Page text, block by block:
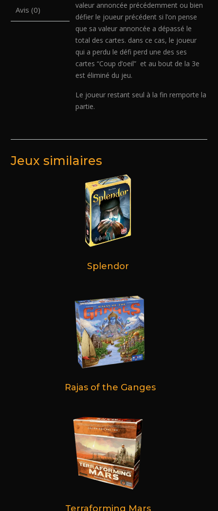
Avis (0)
valeur annoncée précédemment ou bien
défier le joueur précédent si l’on pense
que sa valeur annoncée a dépassé le
total des cartes. dans ce cas, le joueur
qui a perdu le défi perd une des ses
cartes “Coup d’oeil” et au bout de la 3e
est éliminé du jeu.
Le joueur restant seul à la fin remporte la
partie.
Jeux similaires
Splendor
Rajas of the Ganges
Terraforming Mars